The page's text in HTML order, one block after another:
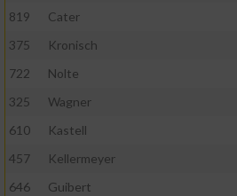
819
Cater
375
Kronisch
722
Nolte
325
Wagner
610
Kastell
457
Kellermeyer
646
Guibert